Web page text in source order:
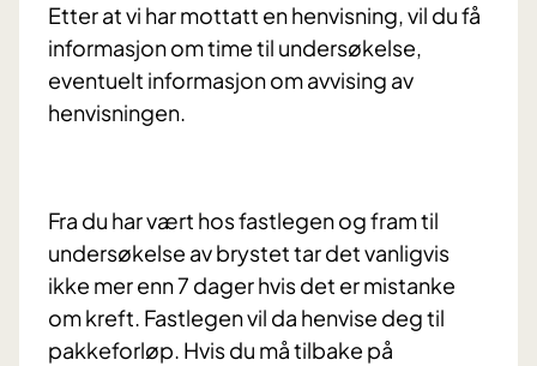
Etter at vi har mottatt en henvisning, vil dufå
informasjon om time til undersøkelse,
eventuelt informasjon om avvising av
henvisningen.
Fra du har vært hos fastlegen og fram til
undersøkelse av brystet tar det vanligvis
ikke mer enn 7 dager hvis det er mistanke
om kreft. Fastlegen vil da henvise deg til
pakkeforløp. Hvis du må tilbake på